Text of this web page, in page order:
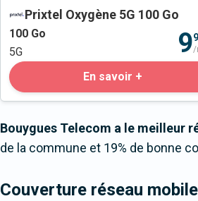
Prixtel Oxygène 5G 100 Go
100 Go
5G
9/
En savoir +
Bouygues Telecom a le meilleur
de la commune et 19% de bonne
Couverture réseau